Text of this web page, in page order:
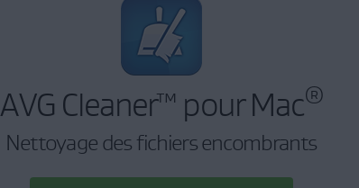
AVG Cleaner™ pour Mac®
Nettoyage des fichiers encombrants